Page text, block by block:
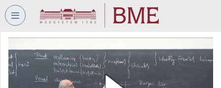
Skip header Skip menu
BUDAPEST
UNIVERSITY